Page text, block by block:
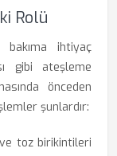
Rolü
bakıma ihtiyaç
gibi ateşleme
önceden
şunlardır:
toz birikintileri